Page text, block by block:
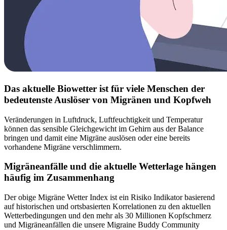
Das aktuelle Biowetter ist für viele Menschen der
bedeutenste Auslöser von Migränen und Kopfweh
Veränderungen in Luftdruck, Luftfeuchtigkeit und Temperatur
können das sensible Gleichgewicht im Gehirn aus der Balance
bringen und damit eine Migräne auslösen oder eine bereits
vorhandene Migräne verschlimmern.
Migräneanfälle und die aktuelle Wetterlage hängen
häufig im Zusammenhang
Der obige Migräne Wetter Index ist ein Risiko Indikator basierend
auf historischen und ortsbasierten Korrelationen zu den aktuellen
Wetterbedingungen und den mehr als 30 Millionen Kopfschmerz
und Migräneanfällen die unsere Migraine Buddy Community